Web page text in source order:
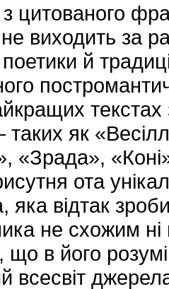
цитованого
виходить за
й
текстах
таких як
«Зрада»,
ота
яка відтак
не схожим ні
в його
всесвіт